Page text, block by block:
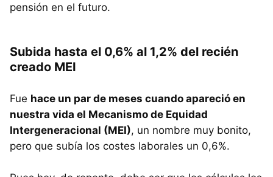
pensión en el futuro.
Subida hasta el 0,6% al 1,2% del recién
creado MEI
Fue hace un par de meses cuando apareció en
nuestra vida el Mecanismo de Equidad
Intergeneracional (MEI), un nombre muy bonito,
pero que subía los costes laborales un 0,6%.